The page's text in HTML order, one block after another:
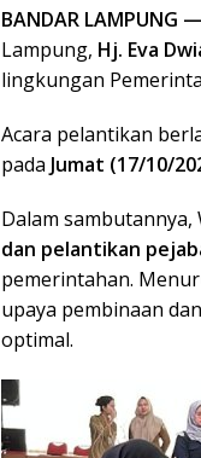
BANDAR LAMPUNG —
Lampung, Hj. Eva
lingkungan
Acara pelantikan
pada Jumat (17/10/
Dalam sambutannya,
dan pelantikan
pemerintahan.
upaya pembinaan
optimal.